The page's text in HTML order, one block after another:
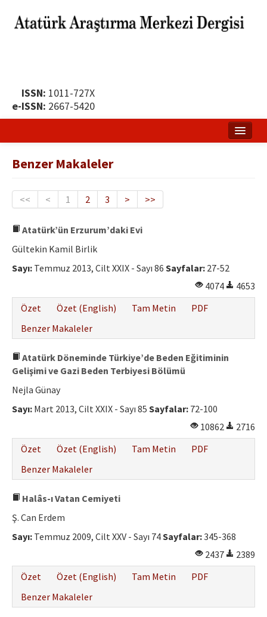
ISSN: 1011-727X
e-ISSN: 2667-5420
Yayın Politikası
Yayın İlkeleri
Etik İlkeler
İletişim
Benzer Makaleler
<< < 1 2 3 > >>
Atatürk’ün Erzurum’daki Evi
Gültekin Kamil Birlik
Sayı: Temmuz 2013, Cilt XXIX - Sayı 86 Sayfalar: 27-52
4074
4653
Özet
Özet (English) Tam Metin
PDF
Benzer Makaleler
Atatürk Döneminde Türkiye’de Beden Eğitiminin
Gelişimi ve Gazi Beden Terbiyesi Bölümü
Nejla Günay
Sayı: Mart 2013, Cilt XXIX - Sayı 85 Sayfalar: 72-100
10862
2716
Özet
Özet (English) Tam Metin
PDF
Benzer Makaleler
Halâs-ı Vatan Cemiyeti
Ş. Can Erdem
Sayı: Temmuz 2009, Cilt XXV - Sayı 74Sayfalar:345-368
2437
2389
Özet
Özet (English) Tam Metin
PDF
Benzer Makaleler